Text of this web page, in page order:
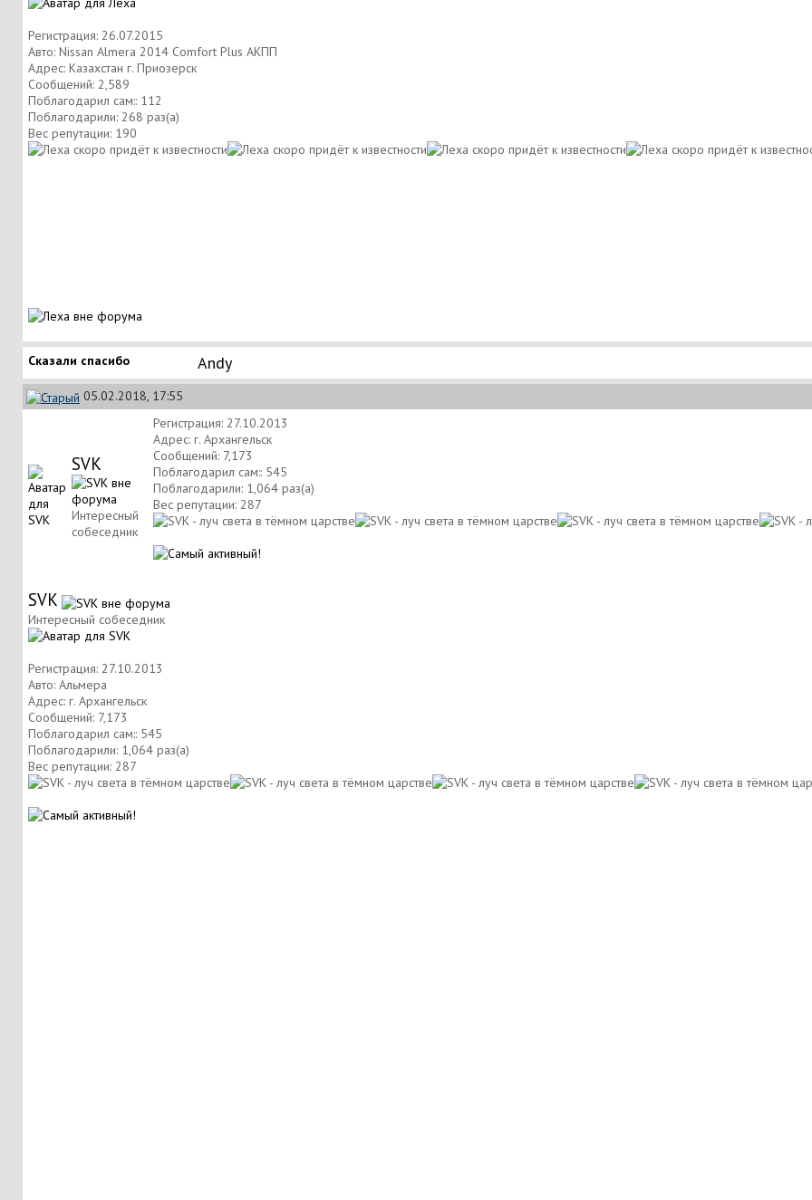
Регистрация: 26.07.2015
Авто: Nissan Almera 2014 Comfort Plus АКПП
Адрес: Казахстан г. Приозерск
Сообщений: 2,589
Поблагодарил сам:: 112
Поблагодарили: 268 раз(а)
Вес репутации: 190
Сказали спасибо Andy
05.02.2018, 17:55
SVK
Интересный
собеседник
Регистрация: 27.10.2013
Адрес: г. Архангельск
Сообщений: 7,173
Поблагодарил сам:: 545
Поблагодарили: 1,064 раз(а)
Вес репутации: 287
SVK
Интересный собеседник
Регистрация: 27.10.2013
Авто: Альмера
Адрес: г. Архангельск
Сообщений: 7,173
Поблагодарил сам:: 545
Поблагодарили: 1,064 раз(а)
Вес репутации: 287